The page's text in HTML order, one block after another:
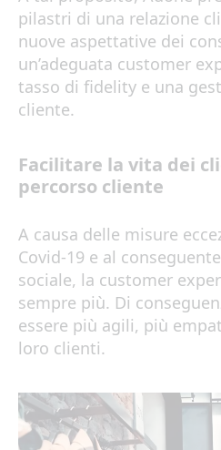
pilastri di una relazione
nuove aspettative dei
un’adeguata customer
tasso di fidelity e una
cliente.
Facilitare la vita dei
percorso cliente
A causa delle misure
Covid-19 e al
sociale, la customer
sempre più. Di
essere più agili, più
loro clienti.